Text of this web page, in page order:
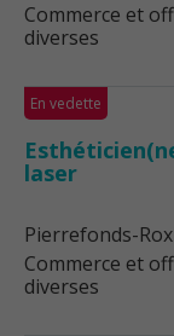
Commerce et
diverses
En vedette
laser
Pierrefonds-
Commerce et
diverses